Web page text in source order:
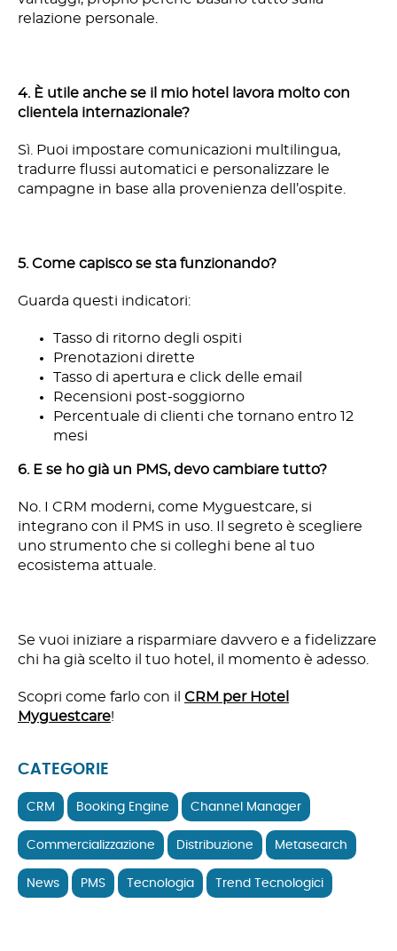
relazione personale.
4. È utile anche se il mio hotel lavora molto con
clientela internazionale?
Sì. Puoi impostare comunicazioni multilingua,
tradurre flussi automatici e personalizzare le
campagne in base alla provenienza dell’ospite.
5. Come capisco se sta funzionando?
Guarda questi indicatori:
Tasso di ritorno degli ospiti
Prenotazioni dirette
Tasso di apertura e click delle email
Recensioni post-soggiorno
Percentuale di clienti che tornano entro 12
mesi
6. E se ho già un PMS, devo cambiare tutto?
No. I CRM moderni, come Myguestcare, si
integrano con il PMS in uso. Il segreto è scegliere
uno strumento che si colleghi bene al tuo
ecosistema attuale.
Se vuoi iniziare a risparmiare davvero e a fidelizzare
chi ha già scelto il tuo hotel, il momento è adesso.
Scopri come farlo con il CRM per Hotel
Myguestcare!
CATEGORIE
CRM Booking Engine
Channel Manager
Commercializzazione
Distribuzione
Metasearch
News
PMS Tecnologia Trend Tecnologici